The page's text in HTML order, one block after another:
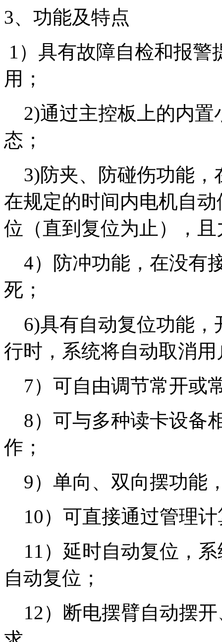
3、功能及特点
1）具有故障自检和报
用；
2)通过主控板上的内置
态；
3)防夹、防碰伤功能，
在规定的时间内电机自
位（直到复位为止），
4）防冲功能，在没有
死；
6)具有自动复位功能，
行时，系统将自动取消
7）可自由调节常开或
8）可与多种读卡设备
作；
9）单向、双向摆功能
10）可直接通过管理
11）延时自动复位，系
自动复位；
12）断电摆臂自动摆